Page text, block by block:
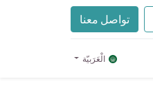
تواصل معنا
الْعَرَبيّة